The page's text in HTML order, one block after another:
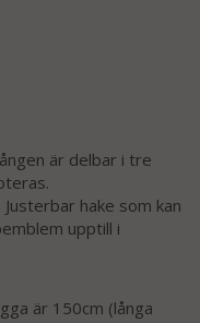
är delbar i tre
hake som kan
upptill i
är 150cm (långa